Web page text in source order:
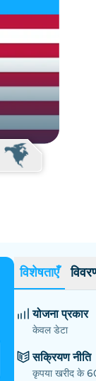
विशेषताएँ
योजना प्रकार
केवल डेटा
सक्रियण नीति
कृपया खरीद के